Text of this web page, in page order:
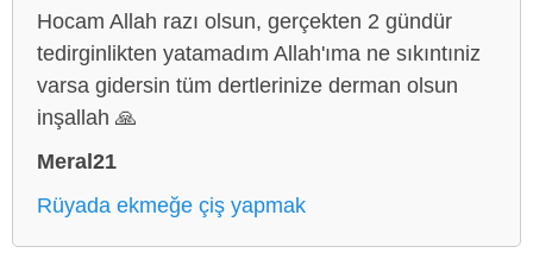
Hocam Allah razı olsun, gerçekten 2 gündür
tedirginlikten yatamadım Allah'ıma ne sıkıntıniz
varsa gidersin tüm dertlerinize derman olsun
inşallah 🙏
Meral21
Rüyada ekmeğe çiş yapmak